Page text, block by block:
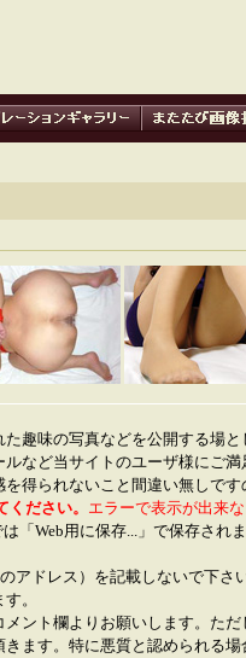
趣味の写真などを公開する場と
など当サイトのユーザ様にご
得られないこと間違い無しです
ださい。 エラーで表示が出来な
「Web用に保存...」で保存され
アドレス）を記載しないで下さ
。
ント欄よりお願いします。た
ます。特に悪質と認められる